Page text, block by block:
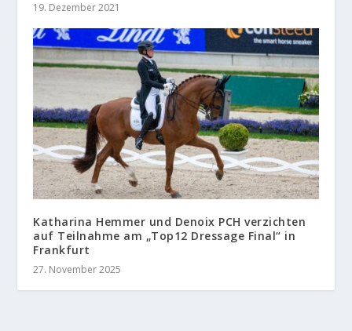
19. Dezember 2021
Katharina Hemmer und Denoix PCH verzichten
auf Teilnahme am „Top12 Dressage Final“ in
Frankfurt
27. November 2025